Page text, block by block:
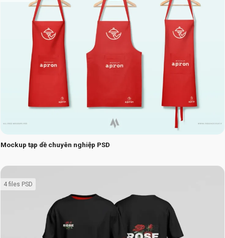
Mockup tạp dề chuyên nghiệp PSD
4 files PSD